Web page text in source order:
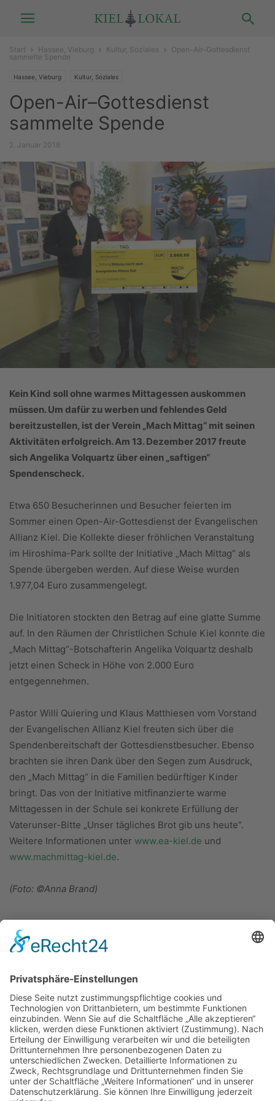
Start Hassee, Vieburg Kultur, Soziales
Open-Air–Gottesdienst
sammelte Spende
Hassee, Vieburg Kultur, Soziales
Open-Air–Gottesdienst
sammelte Spende
2. Januar 2018
Kein Kind soll ohne warmes Mittagessen auskommen
müssen. Um dafür zu werben und fehlendes Geld
bereitzustellen, ist der Verein „Mach Mittag“ mit seinen
Aktivitätenerfolgreich. Am 13. Dezember 2017 freute
sich Angelika Volquartz über einen „saftigen“
Spendenscheck.
Etwa 650 Besucherinnen und Besucher feierten im
Sommer einen Open-Air-Gottesdienst der Evangelischen
Allianz Kiel. Die Kollekte dieser fröhlichen Veranstaltung
im Hiroshima-Park sollte der Initiative „Mach Mittag“ als
Spende übergeben werden. Auf diese Weise wurden
1.977,04 Euro zusammengelegt.
Die Initiatoren stockten den Betrag auf eine glatte Summe
auf. In den Räumen der Christlichen Schule Kiel konnte die
„Mach Mittag“-Botschafterin Angelika Volquartz deshalb
jetzt einen Scheck in Höhe von 2.000 Euro
entgegennehmen.
Pastor Willi Quiering und Klaus Matthiesen vom Vorstand
der Evangelischen Allianz Kiel freuten sich über die
Spendenbereitschaft der Gottesdienstbesucher. Ebenso
brachten sie ihren Dank über den Segen zum Ausdruck,
den „Mach Mittag“ in die Familien bedürftiger Kinder
bringt. Das von der Initiative mitfinanzierte warme
Mittagessen in der Schule sei konkrete Erfüllung der
Vaterunser-Bitte „Unser tägliches Brot gib uns heute“.
Weitere Informationen unter www.ea-kiel.de und
www.machmittag-kiel.de.
(Foto: ©Anna Brand)
ÜBER UNS
KIEL LOKAL
Carsten Frahm Verlag, Inhaber Carsten Frahm